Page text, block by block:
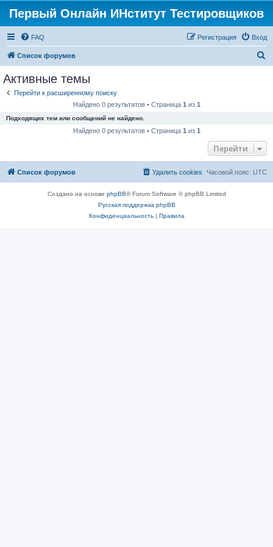
Первый Онлайн ИНститут Тестировщиков
FAQ Вход
Регистрация
Список форумов
Активные темы
Перейти к расширенному поиску
Найдено 0 результатов • Страница 1 из 1
Подходящих тем или сообщений не найдено.
Найдено 0 результатов • Страница 1 из 1
Перейти
Список форумов Часовой пояс: UTC
Удалить cookies
Создано на основе phpBB® Forum Software © phpBB Limited
Русская поддержка phpBB
Конфиденциальность| Правила